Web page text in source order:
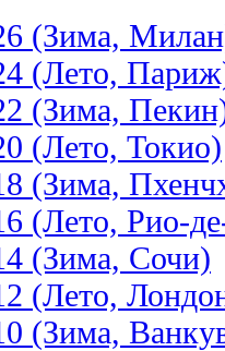
(Зима,
(Лето,
(Зима,
(Лето, Токио)
(Зима,
(Лето, Рио-
(Зима, Сочи)
(Лето,
(Зима,